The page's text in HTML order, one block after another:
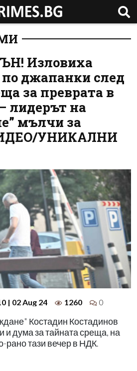
Изловиха
джапанки след
за преврата в
лидерът на
мълчи за
УНИКАЛНИ
| 02 Aug 24 1260 0
Костадин Костадинов
и дума за тайната среща, на
рано тази вечер в НДК.